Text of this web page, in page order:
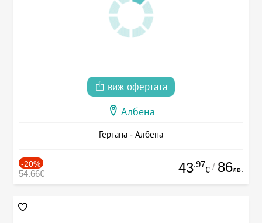
виж офертата
Албена
Гергана - Албена
-20%
54.66€ 43.97
€ / 86лв.